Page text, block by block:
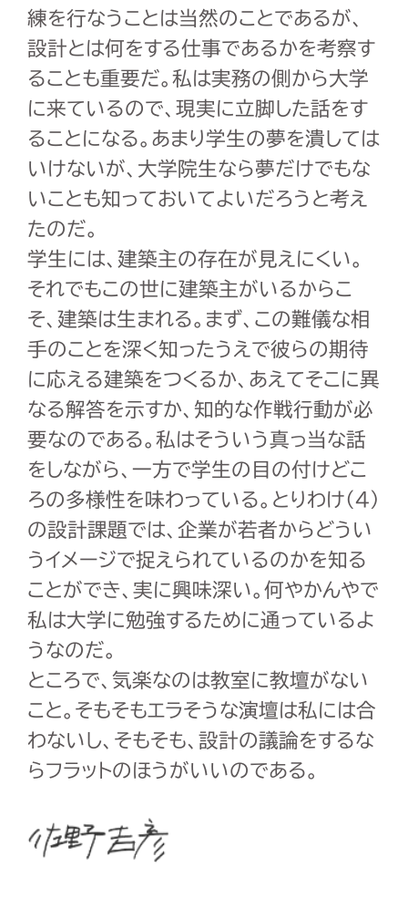
練を行なうことは当然のことであるが、
設計とは何をする仕事であるかを考察す
ることも重要だ。私は実務の側から大学
に来ているので、現実に立脚した話をす
ることになる。あまり学生の夢を潰しては
いけないが、大学院生なら夢だけでもな
いことも知っておいてよいだろうと考え
たのだ。
学生には、建築主の存在が見えにくい。
それでもこの世に建築主がいるからこ
そ、建築は生まれる。まず、この難儀な相
手のことを深く知ったうえで彼らの期待
に応える建築をつくるか、あえてそこに異
なる解答を示すか、知的な作戦行動が必
要なのである。私はそういう真っ当な話
をしながら、一方で学生の目の付けどこ
ろの多様性を味わっている。とりわけ(4)
の設計課題では、企業が若者からどうい
うイメージで捉えられているのかを知る
ことができ、実に興味深い。何やかんやで
私は大学に勉強するために通っているよ
うなのだ。
ところで、気楽なのは教室に教壇がない
こと。そもそもエラそうな演壇は私には合
わないし、そもそも、設計の議論をするな
らフラットのほうがいいのである。